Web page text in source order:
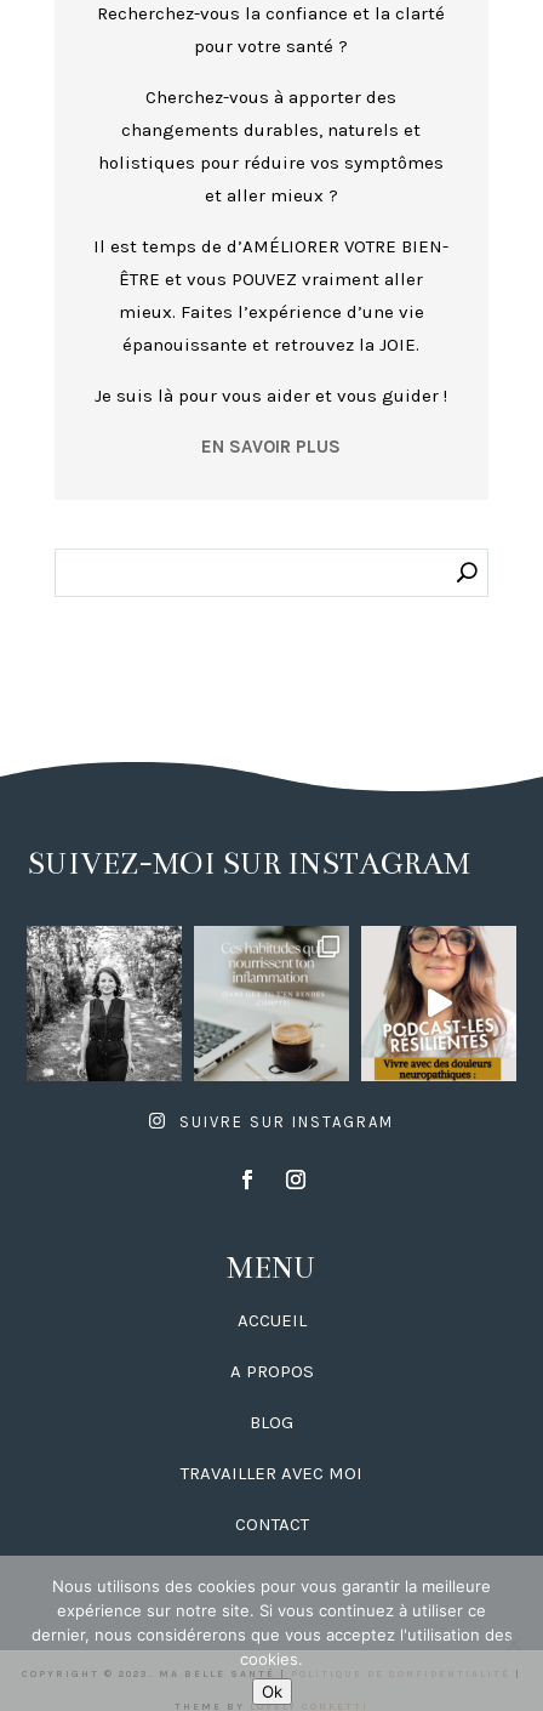
Recherchez-vous la confiance et la clarté
pour votre santé ?
Cherchez-vous à apporter des
changements durables, naturels et
holistiques pour réduire vos symptômes
et aller mieux ?
Il est temps de d’AMÉLIORER VOTRE BIEN-
ÊTRE et vous POUVEZ vraiment aller
mieux. Faites l’expérience d’une vie
épanouissante et retrouvez la JOIE.
Je suis là pour vous aider et vous guider !
EN SAVOIR PLUS
SUIVEZ-MOI SUR INSTAGRAM
SUIVRE SUR INSTAGRAM
MENU
ACCUEIL
A PROPOS
BLOG
TRAVAILLER AVEC MOI
CONTACT
COPYRIGHT © 2023. MA BELLE SANTÉ | POLITIQUE DE CONFIDENTIALITÉ |
THEME BY LOVELY CONFETTI
Nous utilisons des cookies pour vous garantir la meilleure
expérience sur notre site. Si vous continuez à utiliser ce
dernier, nous considérerons que vous acceptez l'utilisation des
cookies.
Ok